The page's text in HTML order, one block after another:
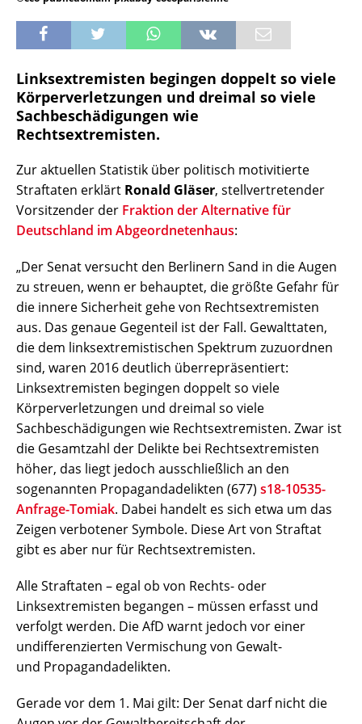
Linksextremisten begingen doppelt so viele
Körperverletzungen und dreimal so viele
Sachbeschädigungen wie
Rechtsextremisten.
Zur aktuellen Statistik über politisch motivitierte
Straftaten erklärt Ronald Gläser, stellvertretender
Vorsitzender der Fraktion der Alternative für
Deutschland im Abgeordnetenhaus:
„Der Senat versucht den Berlinern Sand in die Augen
zu streuen, wenn er behauptet, die größte Gefahr für
die innere Sicherheit gehe von Rechtsextremisten
aus. Das genaue Gegenteil ist der Fall. Gewalttaten,
die dem linksextremistischen Spektrum zuzuordnen
sind, waren 2016 deutlich überrepräsentiert:
Linksextremisten begingen doppelt so viele
Körperverletzungen und dreimal so viele
Sachbeschädigungen wie Rechtsextremisten. Zwar ist
die Gesamtzahl der Delikte bei Rechtsextremisten
höher, das liegt jedoch ausschließlich an den
sogenannten Propagandadelikten (677) s18-10535-
Anfrage-Tomiak. Dabei handelt es sich etwa um das
Zeigen verbotener Symbole. Diese Art von Straftat
gibt es aber nur für Rechtsextremisten.
Alle Straftaten – egal ob von Rechts- oder
Linksextremisten begangen – müssen erfasst und
verfolgt werden. Die AfD warnt jedoch vor einer
undifferenzierten Vermischung von Gewalt-
und Propagandadelikten.
Gerade vor dem 1. Mai gilt: Der Senat darf nicht die